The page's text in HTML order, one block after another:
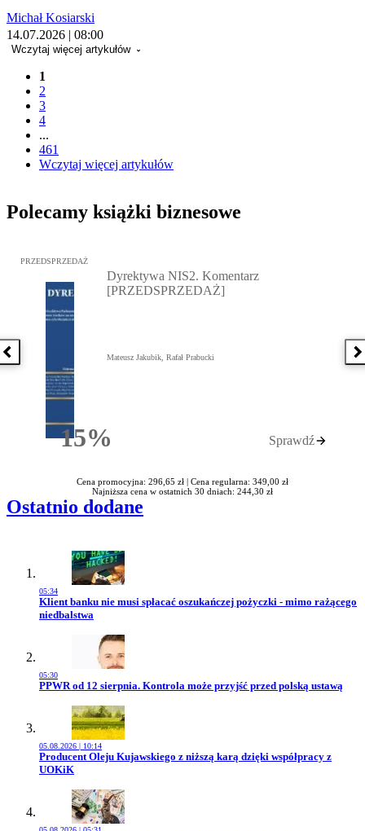
Michał Kosiarski
14.07.2026 | 08:00
Wczytaj więcej artykułów
1
2
3
4
...
461
Wczytaj więcej artykułów
Polecamy książki biznesowe
Poprzednia książka
Przejdź do: Dyrektywa NIS2. Komentarz [PRZEDSPRZEDAŻ],
PRZEDSPRZEDAŻ
15%Rabatu
Dyrektywa NIS2. Komentarz
[PRZEDSPRZEDAŻ]
Mateusz Jakubik, Rafał Prabucki
Sprawdź
Cena promocyjna: 296,65 zł | Cena regularna: 349,00 zł
Najniższa cena w ostatnich 30 dniach: 244,30 zł
Ostatnio dodane
05:34
Przejdź do artykułu:
Klient banku nie musi spłacać oszukańczej pożyczki - mimo rażącego
niedbalstwa
05:30
Przejdź do artykułu:
PPWR od 12 sierpnia. Kontrola może przyjść przed polską ustawą
05.08.2026 | 10:14
Przejdź do artykułu:
Producent Oleju Kujawskiego z niższą karą dzięki współpracy z
UOKiK